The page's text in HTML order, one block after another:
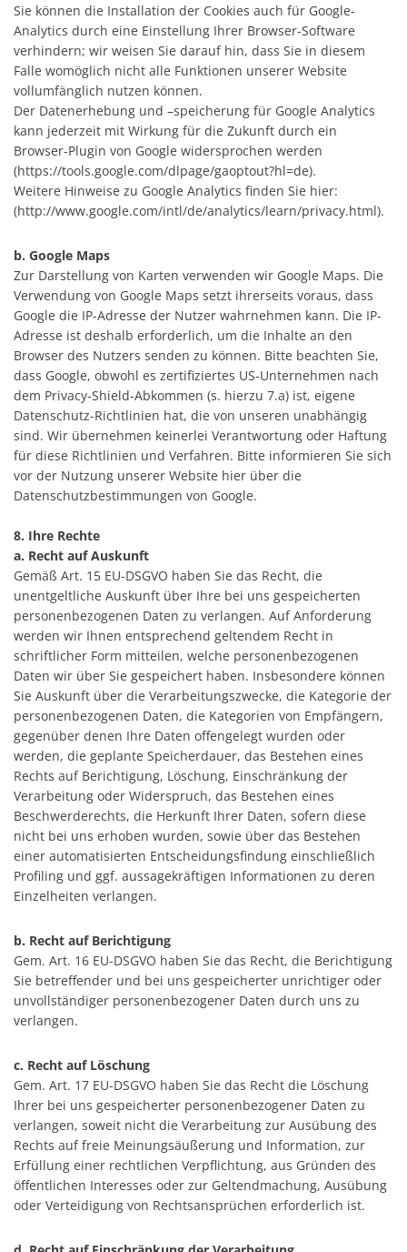
Sie können die Installation der Cookies auch für Google-
Analytics durch eine Einstellung Ihrer Browser-Software
verhindern; wir weisen Sie darauf hin, dass Sie in diesem
Falle womöglich nicht alle Funktionen unserer Website
vollumfänglich nutzen können.
Der Datenerhebung und –speicherung für Google Analytics
kann jederzeit mit Wirkung für die Zukunft durch ein
Browser-Plugin von Google widersprochen werden
(https://tools.google.com/dlpage/gaoptout?hl=de).
Weitere Hinweise zu Google Analytics finden Sie hier:
(http://www.google.com/intl/de/analytics/learn/privacy.html).
b. Google Maps
Zur Darstellung von Karten verwenden wir Google Maps. Die
Verwendung von Google Maps setzt ihrerseits voraus, dass
Google die IP-Adresse der Nutzer wahrnehmen kann. Die IP-
Adresse ist deshalb erforderlich, um die Inhalte an den
Browser des Nutzers senden zu können. Bitte beachten Sie,
dass Google, obwohl es zertifiziertes US-Unternehmen nach
dem Privacy-Shield-Abkommen (s. hierzu 7.a) ist, eigene
Datenschutz-Richtlinien hat, die von unseren unabhängig
sind. Wir übernehmen keinerlei Verantwortung oder Haftung
für diese Richtlinien und Verfahren. Bitte informieren Sie sich
vor der Nutzung unserer Website hier über die
Datenschutzbestimmungen von Google.
8. Ihre Rechte
a. Recht auf Auskunft
Gemäß Art. 15 EU-DSGVO haben Sie das Recht, die
unentgeltliche Auskunft über Ihre bei uns gespeicherten
personenbezogenen Daten zu verlangen. Auf Anforderung
werden wir Ihnen entsprechend geltendem Recht in
schriftlicher Form mitteilen, welche personenbezogenen
Daten wir über Sie gespeichert haben. Insbesondere können
Sie Auskunft über die Verarbeitungszwecke, die Kategorie der
personenbezogenen Daten, die Kategorien von Empfängern,
gegenüber denen Ihre Daten offengelegt wurden oder
werden, die geplante Speicherdauer, das Bestehen eines
Rechts auf Berichtigung, Löschung, Einschränkung der
Verarbeitung oder Widerspruch, das Bestehen eines
Beschwerderechts, die Herkunft Ihrer Daten, sofern diese
nicht bei uns erhoben wurden, sowie über das Bestehen
einer automatisierten Entscheidungsfindung einschließlich
Profiling und ggf. aussagekräftigen Informationen zu deren
Einzelheiten verlangen.
b. Recht auf Berichtigung
Gem. Art. 16 EU-DSGVO haben Sie das Recht, die Berichtigung
Sie betreffender und bei uns gespeicherter unrichtiger oder
unvollständiger personenbezogener Daten durch uns zu
verlangen.
c. Recht auf Löschung
Gem. Art. 17 EU-DSGVO haben Sie das Recht die Löschung
Ihrer bei uns gespeicherter personenbezogener Daten zu
verlangen, soweit nicht die Verarbeitung zur Ausübung des
Rechts auf freie Meinungsäußerung und Information, zur
Erfüllung einer rechtlichen Verpflichtung, aus Gründen des
öffentlichen Interesses oder zur Geltendmachung, Ausübung
oder Verteidigung von Rechtsansprüchen erforderlich ist.